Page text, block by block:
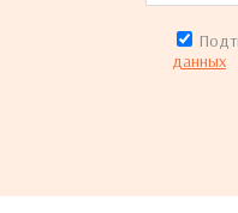
данных